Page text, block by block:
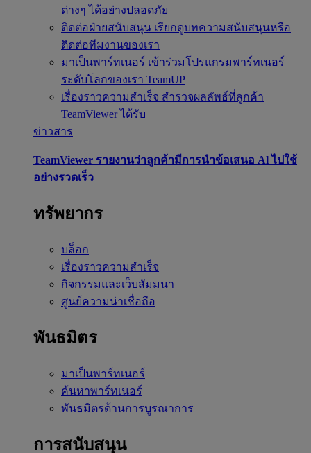
ต่างๆ ได้อย่างปลอดภัย
ติดต่อฝ่ายสนับสนุน เรียกดูบทความสนับสนุนหรือ
ติดต่อทีมงานของเรา
มาเป็นพาร์ทเนอร์ เข้าร่วมโปรแกรมพาร์ทเนอร์
ระดับโลกของเรา TeamUP
เรื่องราวความสำเร็จ สำรวจผลลัพธ์ที่ลูกค้า
TeamViewer ได้รับ
ข่าวสาร
TeamViewer รายงานว่าลูกค้ามีการนำข้อเสนอ Al ไปใช้
อย่างรวดเร็ว
ทรัพยากร
บล็อก
เรื่องราวความสำเร็จ
กิจกรรมและเว็บสัมมนา
ศูนย์ความน่าเชื่อถือ
พันธมิตร
มาเป็นพาร์ทเนอร์
ค้นหาพาร์ทเนอร์
พันธมิตรด้านการบูรณาการ
การสนับสนุน